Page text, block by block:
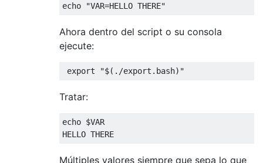
echo
"VAR=HELLO THERE"
Ahora dentro del script o su consola
ejecute:
export "$(./export.bash)"
Tratar:
echo $VAR
HELLO THERE
Múltiples valores siempre que sepa lo que